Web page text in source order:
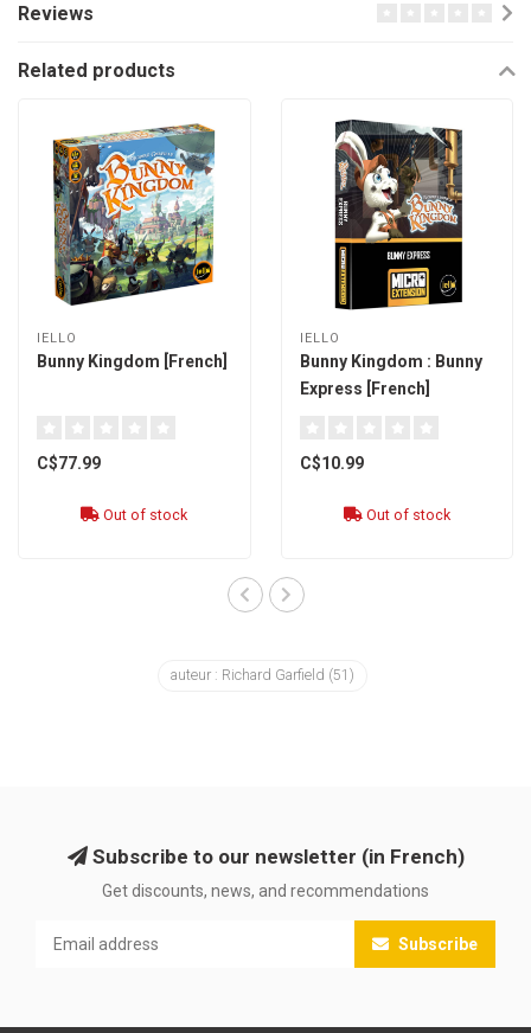
Reviews
Related products
IELLO
Bunny Kingdom [French]
C$77.99
Out of stock
IELLO
Bunny Kingdom : Bunny
Express [French]
C$10.99
Out of stock
auteur : Richard Garfield (51)
Subscribe to our newsletter (in French)
Get discounts, news, and recommendations
Subscribe